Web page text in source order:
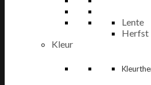
Lente
Herfst
Kleur